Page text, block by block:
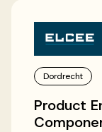
Dordrecht
Product